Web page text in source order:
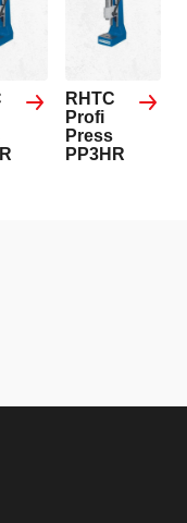
RHTC
Profi
Press
PP3HR